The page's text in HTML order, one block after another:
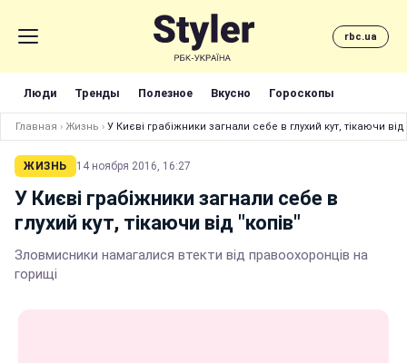
rbc.ua
Люди Тренды Полезное Вкусно Гороскопы
Главная › Жизнь › У Києві грабіжники загнали себе в глухий кут, тікаючи від
ЖИЗНЬ 14 ноября 2016, 16:27
У Києві грабіжники загнали себе в
глухий кут, тікаючи від "копів"
Зловмисники намагалися втекти від правоохоронців на
горищі